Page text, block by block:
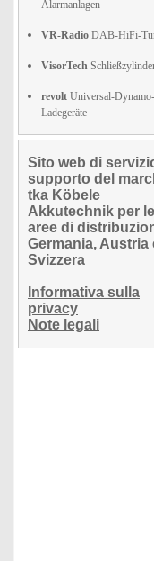
Alarmanlagen
VR-Radio DAB-HiFi-
VisorTech
revolt Universal-Dynamo-
Ladegeräte
Sito web di
supporto del
tka Köbele
Akkutechnik per le
aree di
Germania, Austria
Svizzera
Informativa sulla
privacy
Note legali